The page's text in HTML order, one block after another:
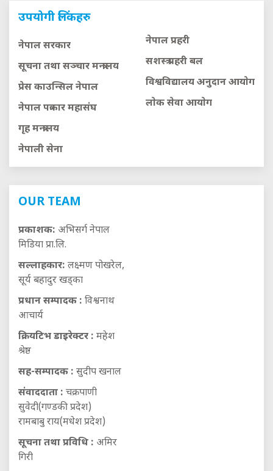
उपयोगी लिंकहरु
नेपाल सरकार
सूचना तथा सञ्चार मन्त्रालय
प्रेस काउन्सिल नेपाल
नेपाल पत्रकार महासंघ
गृह मन्त्रालय
नेपाली सेना
नेपाल प्रहरी
सशस्त्र प्रहरी बल
विश्वविद्यालय अनुदान आयाेग
लाेक सेवा आयाेग
OUR TEAM
प्रकाशक: अभिसर्ग नेपाल
मिडिया प्रा.लि.
सल्लाहकार: लक्ष्मण पोखरेल,
सूर्य बहादुर खड्का
प्रधान सम्पादक : विश्वनाथ
आचार्य
क्रियटिभ डाइरेक्टर : महेश
श्रेष्ठ
सह-सम्पादक : सुदीप खनाल
संवाददाता : चक्रपाणी
सुवेदी(गण्डकी प्रदेश)
रामबाबु राय(मधेश प्रदेश)
सूचना तथा प्रविधि : अमिर
गिरी